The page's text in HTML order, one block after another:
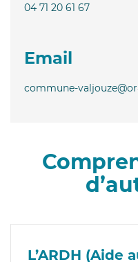
04 71 20 61 67
Email
commune-
L’ARDH (Aide